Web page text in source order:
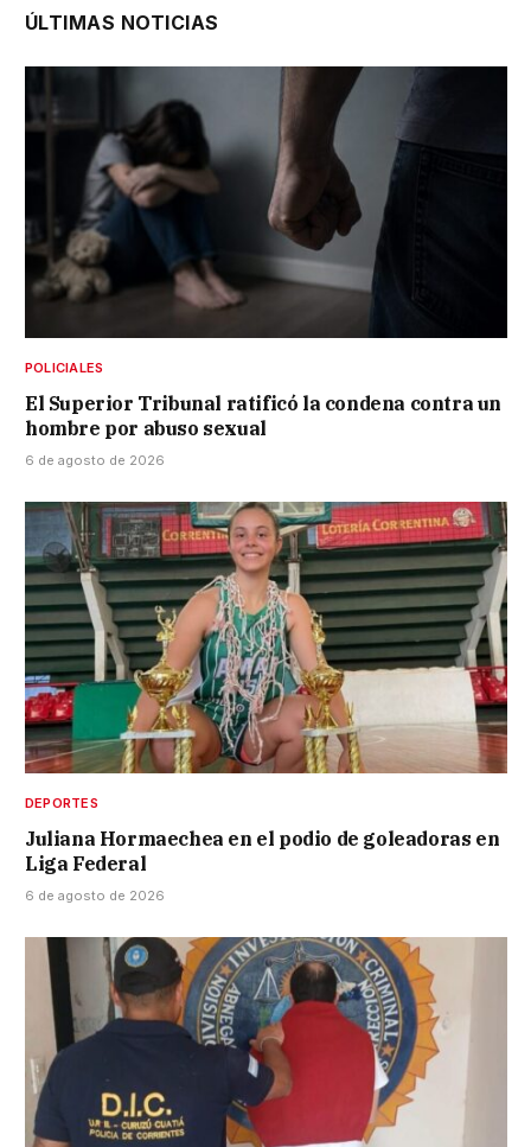
ÚLTIMAS NOTICIAS
POLICIALES
El Superior Tribunal ratificó la condena contra un
hombre por abuso sexual
6 de agosto de 2026
DEPORTES
Juliana Hormaechea en el podio de goleadoras en
Liga Federal
6 de agosto de 2026